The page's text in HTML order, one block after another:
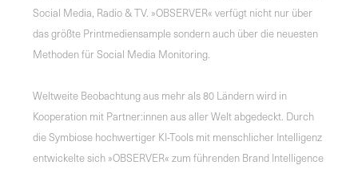
Social Media, Radio & TV. »OBSERVER« verfügt nicht nur über
das größte Printmediensample sondern auch über die neuesten
Methoden für Social Media Monitoring.
Weltweite Beobachtung aus mehr als 80 Ländern wird in
Kooperation mit Partner:innen aus aller Welt abgedeckt. Durch
die Symbiose hochwertiger KI-Tools mit menschlicher Intelligenz
entwickelte sich »OBSERVER« zum führenden Brand Intelligence